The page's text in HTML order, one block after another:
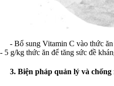
- Bổ sung Vitamin C vào thức ăn
- 5 g/kg thức ăn để tăng sức đề
3. Biện pháp quản lý và chống